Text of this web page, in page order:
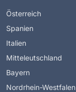
Österreich
Spanien
Italien
Mitteleutschland
Bayern
Nordrhein-Westfalen